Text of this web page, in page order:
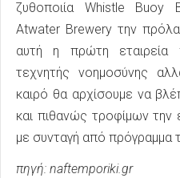
ζυθοποιία Whistle
Atwater Brewery την
αυτή η πρώτη εταιρεία
τεχνητής νοημοσύνης
καιρό θα αρχίσουμε να
και πιθανώς τροφίμων την
με συνταγή από πρόγραμμα
πηγή: naftemporiki.gr